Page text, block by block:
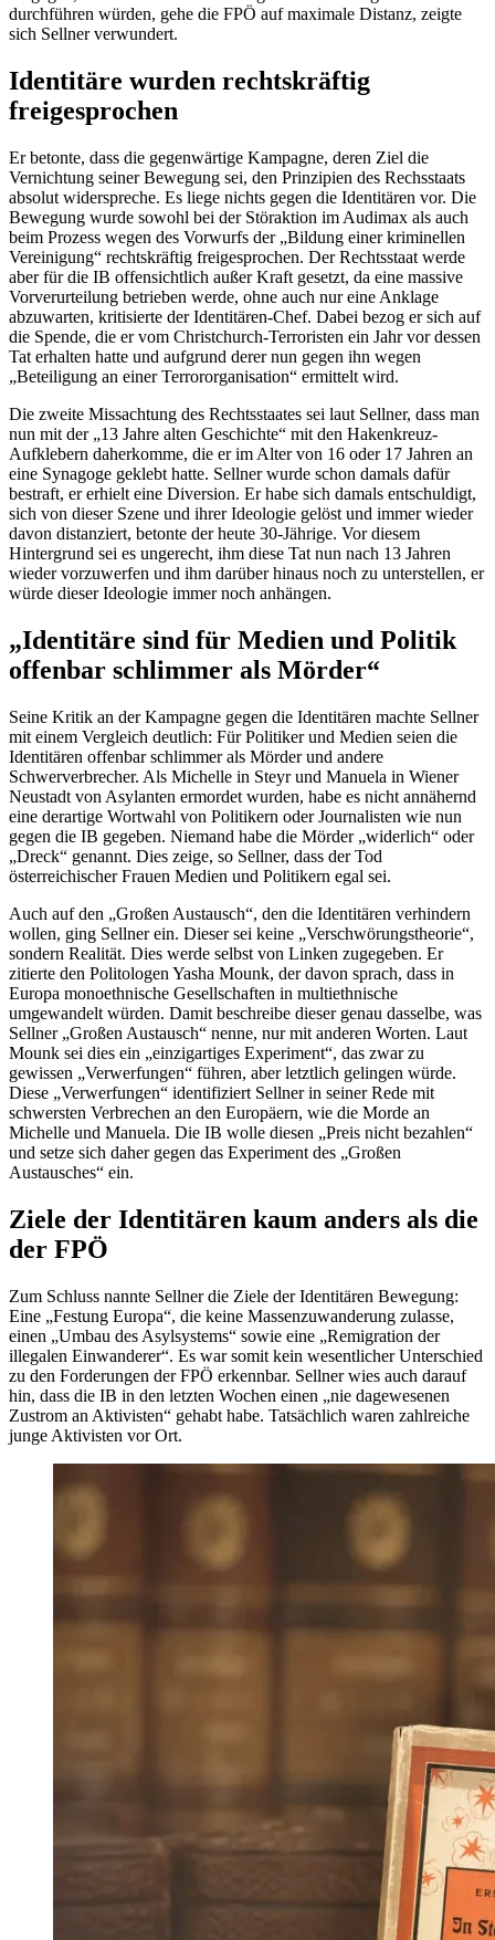
durchführen würden, gehe die FPÖ auf maximale Distanz, zeigte
sich Sellner verwundert.
Identitäre wurden rechtskräftig
freigesprochen
Er betonte, dass die gegenwärtige Kampagne, deren Ziel die
Vernichtung seiner Bewegung sei, den Prinzipien des Rechsstaats
absolut widerspreche. Es liege nichts gegen die Identitären vor. Die
Bewegung wurde sowohl bei der Störaktion im Audimax als auch
beim Prozess wegen des Vorwurfs der „Bildung einer kriminellen
Vereinigung“ rechtskräftig freigesprochen. Der Rechtsstaat werde
aber für die IB offensichtlich außer Kraft gesetzt, da eine massive
Vorverurteilung betrieben werde, ohne auch nur eine Anklage
abzuwarten, kritisierte der Identitären-Chef. Dabei bezog er sich auf
die Spende, die er vom Christchurch-Terroristen ein Jahr vor dessen
Tat erhalten hatte und aufgrund derer nun gegen ihn wegen
„Beteiligung an einer Terrororganisation“ ermittelt wird.
Die zweite Missachtung des Rechtsstaates sei laut Sellner, dass man
nun mit der „13 Jahre alten Geschichte“ mit den Hakenkreuz-
Aufklebern daherkomme, die er im Alter von 16 oder 17 Jahren an
eine Synagoge geklebt hatte. Sellner wurde schon damals dafür
bestraft, er erhielt eine Diversion. Er habe sich damals entschuldigt,
sich von dieser Szene und ihrer Ideologie gelöst und immer wieder
davon distanziert, betonte der heute 30-Jährige. Vor diesem
Hintergrund sei es ungerecht, ihm diese Tat nun nach 13 Jahren
wieder vorzuwerfen und ihm darüber hinaus noch zu unterstellen, er
würde dieser Ideologie immer noch anhängen.
„Identitäre sind für Medien und Politik
offenbar schlimmer als Mörder“
Seine Kritik an der Kampagne gegen die Identitären machte Sellner
mit einem Vergleich deutlich: Für Politiker und Medien seien die
Identitären offenbar schlimmer als Mörder und andere
Schwerverbrecher. Als Michelle in Steyr und Manuela in Wiener
Neustadt von Asylanten ermordet wurden, habe es nicht annähernd
eine derartige Wortwahl von Politikern oder Journalisten wie nun
gegen die IB gegeben. Niemand habe die Mörder „widerlich“ oder
„Dreck“ genannt. Dies zeige, so Sellner, dass der Tod
österreichischer Frauen Medien und Politikern egal sei.
Auch auf den „Großen Austausch“, den die Identitären verhindern
wollen, ging Sellner ein. Dieser sei keine „Verschwörungstheorie“,
sondern Realität. Dies werde selbst von Linken zugegeben. Er
zitierte den Politologen Yasha Mounk, der davon sprach, dass in
Europa monoethnische Gesellschaften in multiethnische
umgewandelt würden. Damit beschreibe dieser genau dasselbe, was
Sellner „Großen Austausch“ nenne, nur mit anderen Worten. Laut
Mounk sei dies ein „einzigartiges Experiment“, das zwar zu
gewissen „Verwerfungen“ führen, aber letztlich gelingen würde.
Diese „Verwerfungen“ identifiziert Sellner in seiner Rede mit
schwersten Verbrechen an den Europäern, wie die Morde an
Michelle und Manuela. Die IB wolle diesen „Preis nicht bezahlen“
und setze sich daher gegen das Experiment des „Großen
Austausches“ ein.
Ziele der Identitären kaum anders als die
der FPÖ
Zum Schluss nannte Sellner die Ziele der Identitären Bewegung:
Eine „Festung Europa“, die keine Massenzuwanderung zulasse,
einen „Umbau des Asylsystems“ sowie eine „Remigration der
illegalen Einwanderer“. Es war somit kein wesentlicher Unterschied
zu den Forderungen der FPÖ erkennbar. Sellner wies auch darauf
hin, dass die IB in den letzten Wochen einen „nie dagewesenen
Zustrom an Aktivisten“ gehabt habe. Tatsächlich waren zahlreiche
junge Aktivisten vor Ort.